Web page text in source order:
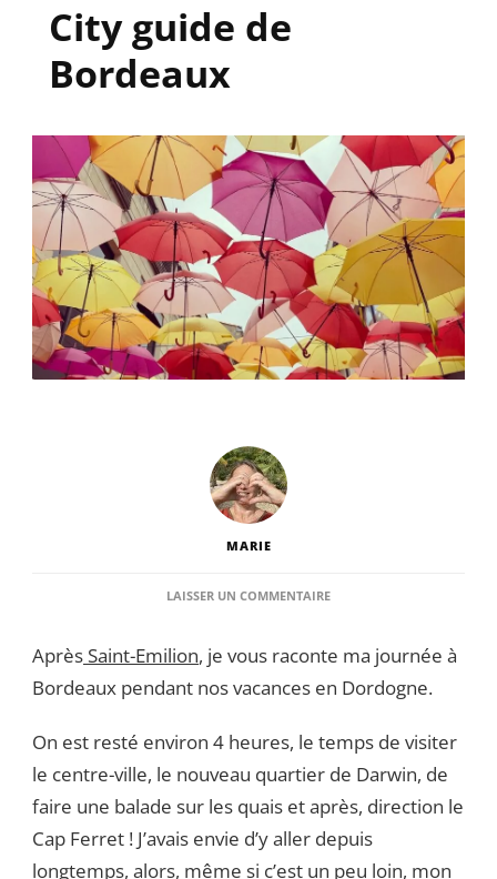
City guide de
Bordeaux
MARIE
LAISSER UN COMMENTAIRESUR
DE
BORDEAUX
Après Saint-Emilion, je vous raconte ma journée à
Bordeaux pendant nos vacances en Dordogne.
On est resté environ 4 heures, le temps de visiter
le centre-ville, le nouveau quartier de Darwin, de
faire une balade sur les quais et après, direction le
Cap Ferret ! J’avais envie d’y aller depuis
longtemps, alors, même si c’est un peu loin, mon